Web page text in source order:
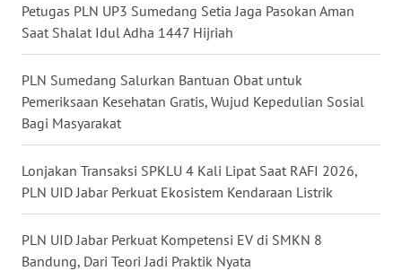
Petugas PLN UP3 Sumedang Setia Jaga Pasokan Aman
Saat Shalat Idul Adha 1447 Hijriah
PLN Sumedang Salurkan Bantuan Obat untuk
Pemeriksaan Kesehatan Gratis, Wujud Kepedulian Sosial
Bagi Masyarakat
Lonjakan Transaksi SPKLU 4 Kali Lipat Saat RAFI 2026,
PLN UID Jabar Perkuat Ekosistem Kendaraan Listrik
PLN UID Jabar Perkuat Kompetensi EV di SMKN 8
Bandung, Dari Teori Jadi Praktik Nyata
LANGKAT
TAPANULI
SELATAN
WN
TANJUNG
LESUNG
WN
KARO